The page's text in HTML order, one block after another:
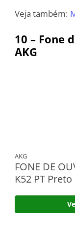
Veja também:
10 – Fone
AKG
AKG
FONE DE
K52 PT